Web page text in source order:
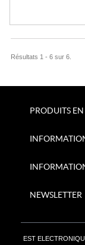
Résultats 1 - 6 sur 6.
PRODUITS
NEWSLETTER
EST